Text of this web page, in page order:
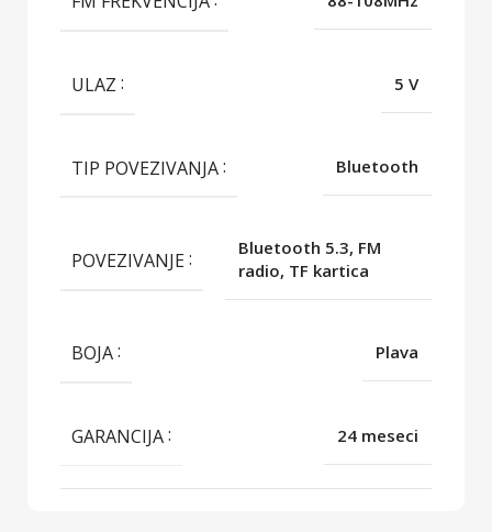
ULAZ 5 V
TIP POVEZIVANJA Bluetooth
POVEZIVANJE
Bluetooth 5.3, FM
radio, TF kartica
BOJA Plava
GARANCIJA 24 meseci